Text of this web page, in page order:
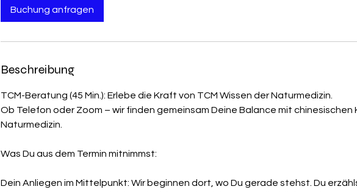
Buchung anfragen
Beschreibung
TCM-Beratung (45 Min.): Erlebe die Kraft von TCM Wissen der Naturmedizin.
Ob Telefon oder Zoom – wir finden gemeinsam Deine Balance mit chinesischen
Naturmedizin.
Was Du aus dem Termin mitnimmst:
Dein Anliegen im Mittelpunkt: Wir beginnen dort, wo Du gerade stehst. Du